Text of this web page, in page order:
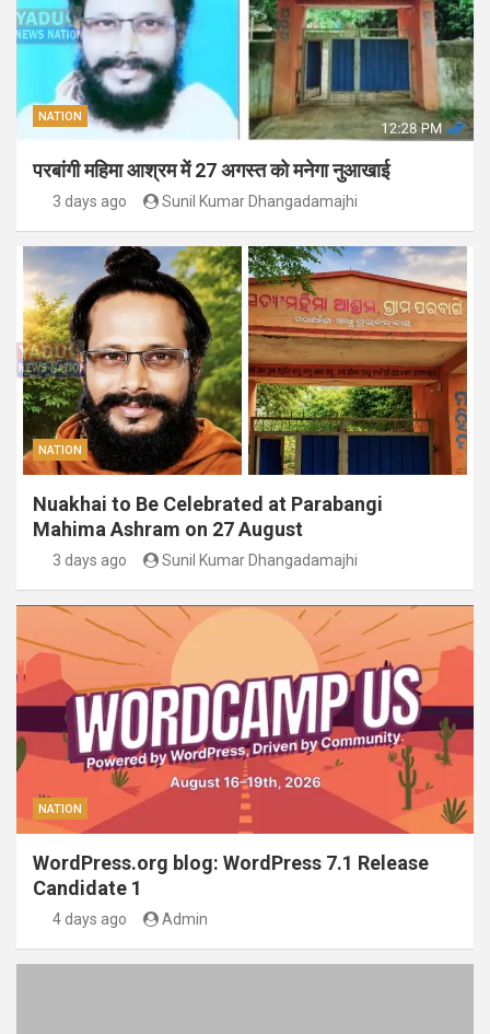
NATION
परबांगी महिमा आश्रम में 27 अगस्त को मनेगा नुआखाई
3 days ago Sunil Kumar Dhangadamajhi
NATION
Nuakhai to Be Celebrated at Parabangi
Mahima Ashram on 27 August
3 days ago Sunil Kumar Dhangadamajhi
NATION
WordPress.org blog: WordPress 7.1 Release
Candidate 1
4 days ago Admin